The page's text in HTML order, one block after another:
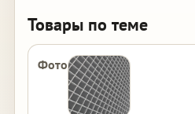
Товары по теме